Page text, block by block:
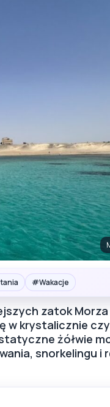
#Wakacje
zatok Morza
w krystalicznie
żółwie
snorkelingu i